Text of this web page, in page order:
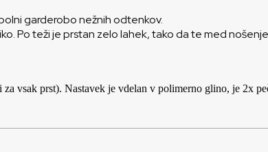
garderobo nežnih odtenkov.
Po teži je prstan zelo lahek, tako da te med
vsak prst). Nastavek je vdelan v polimerno glino, je 2x